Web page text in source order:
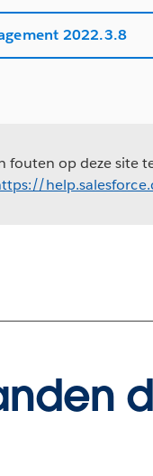
2022.3.8
fouten op deze site